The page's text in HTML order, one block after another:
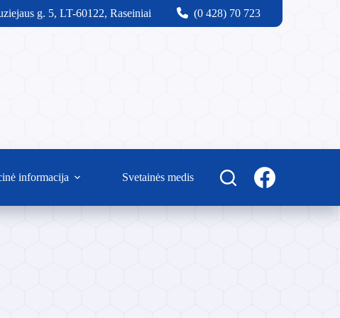
g. 5, LT-60122, Raseiniai (0 428) 70 723
informacija Svetainės medis